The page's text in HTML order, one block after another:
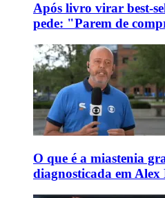
Após livro virar best-
pede: "Parem de
O que é a miastenia
diagnosticada em Alex